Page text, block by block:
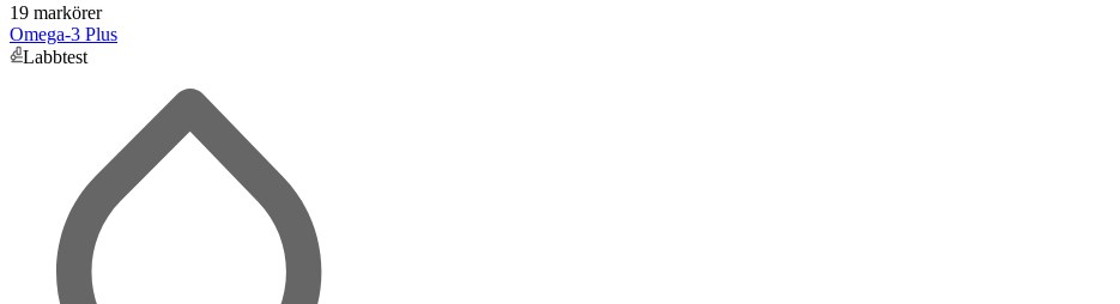
19 markörer
Omega-3 Plus
Labbtest